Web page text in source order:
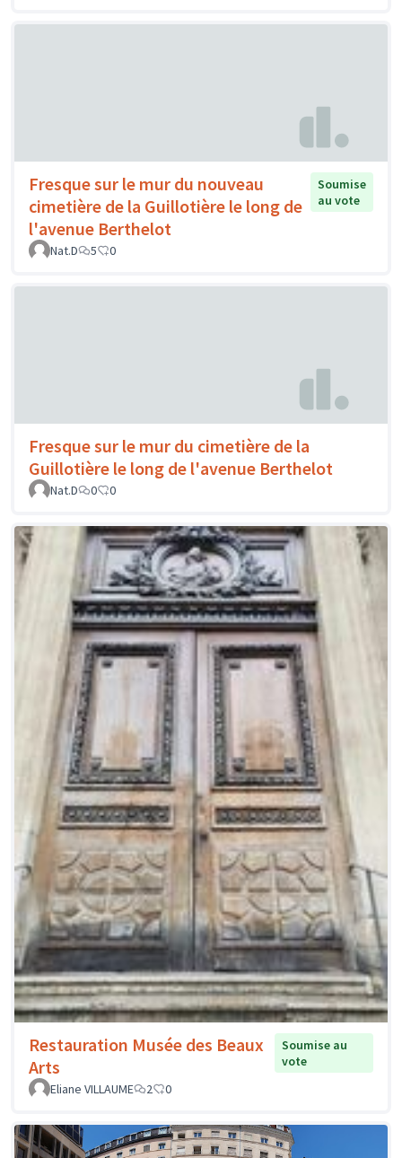
Fresque sur le mur du nouveau
cimetière de la Guillotière le long de
l'avenue Berthelot
Soumise
au vote
Nat.D 5 0
Fresque sur le mur du cimetière de la
Guillotière le long de l'avenue Berthelot
Nat.D 0 0
Restauration Musée des Beaux
Arts
Soumise au
vote
Eliane VILLAUME
2 0